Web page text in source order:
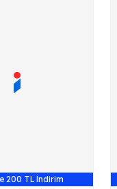
200 TL İndirim